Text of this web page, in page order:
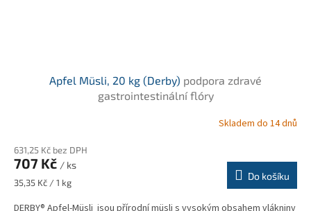
Apfel Müsli, 20 kg (Derby) podpora zdravé
gastrointestinální flóry
Skladem do 14 dnů
631,25 Kč bez DPH
707 Kč / ks
Měrná
35,35 Kč / 1 kg
Do košíku
DERBY® Apfel-Müsli jsou přírodní müsli s vysokým obsahem vlákniny